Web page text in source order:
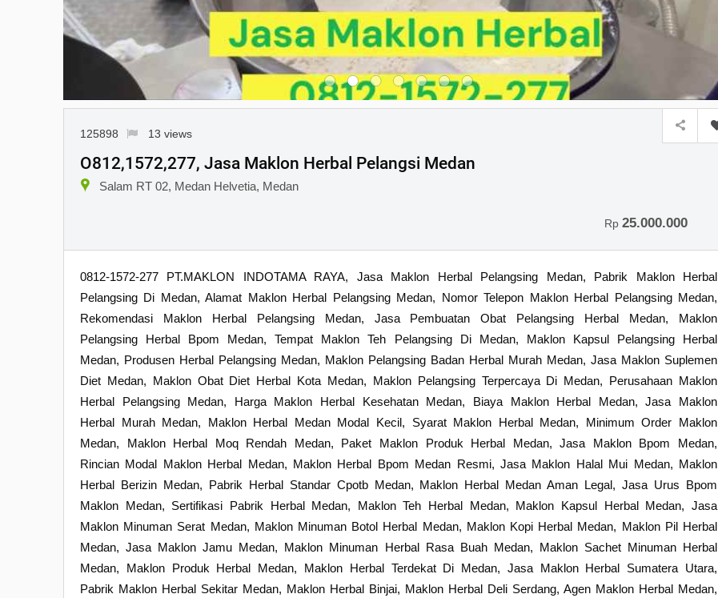
125898 13 views
O812,1572,277, Jasa Maklon Herbal Pelangsi Medan
Salam RT 02, Medan Helvetia, Medan
Rp 25.000.000
0812-1572-277 PT.MAKLON INDOTAMA RAYA, Jasa Maklon Herbal Pelangsing Medan, Pabrik Maklon Herbal
Pelangsing Di Medan, Alamat Maklon Herbal Pelangsing Medan, Nomor Telepon Maklon Herbal Pelangsing Medan,
Rekomendasi Maklon Herbal Pelangsing Medan, Jasa Pembuatan Obat Pelangsing Herbal Medan, Maklon
Pelangsing Herbal Bpom Medan, Tempat Maklon Teh Pelangsing Di Medan, Maklon Kapsul Pelangsing Herbal
Medan, Produsen Herbal Pelangsing Medan, Maklon Pelangsing Badan Herbal Murah Medan, Jasa Maklon Suplemen
Diet Medan, Maklon Obat Diet Herbal Kota Medan, Maklon Pelangsing Terpercaya Di Medan, Perusahaan Maklon
Herbal Pelangsing Medan, Harga Maklon Herbal Kesehatan Medan, Biaya Maklon Herbal Medan, Jasa Maklon
Herbal Murah Medan, Maklon Herbal Medan Modal Kecil, Syarat Maklon Herbal Medan, Minimum Order Maklon
Medan, Maklon Herbal Moq Rendah Medan, Paket Maklon Produk Herbal Medan, Jasa Maklon Bpom Medan,
Rincian Modal Maklon Herbal Medan, Maklon Herbal Bpom Medan Resmi, Jasa Maklon Halal Mui Medan, Maklon
Herbal Berizin Medan, Pabrik Herbal Standar Cpotb Medan, Maklon Herbal Medan Aman Legal, Jasa Urus Bpom
Maklon Medan, Sertifikasi Pabrik Herbal Medan, Maklon Teh Herbal Medan, Maklon Kapsul Herbal Medan, Jasa
Maklon Minuman Serat Medan, Maklon Minuman Botol Herbal Medan, Maklon Kopi Herbal Medan, Maklon Pil Herbal
Medan, Jasa Maklon Jamu Medan, Maklon Minuman Herbal Rasa Buah Medan, Maklon Sachet Minuman Herbal
Medan, Maklon Produk Herbal Medan, Maklon Herbal Terdekat Di Medan, Jasa Maklon Herbal Sumatera Utara,
Pabrik Maklon Herbal Sekitar Medan, Maklon Herbal Binjai, Maklon Herbal Deli Serdang, Agen Maklon Herbal Medan,